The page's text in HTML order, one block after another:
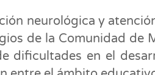
neurológica y
de la Comunidad de
dificultades en el